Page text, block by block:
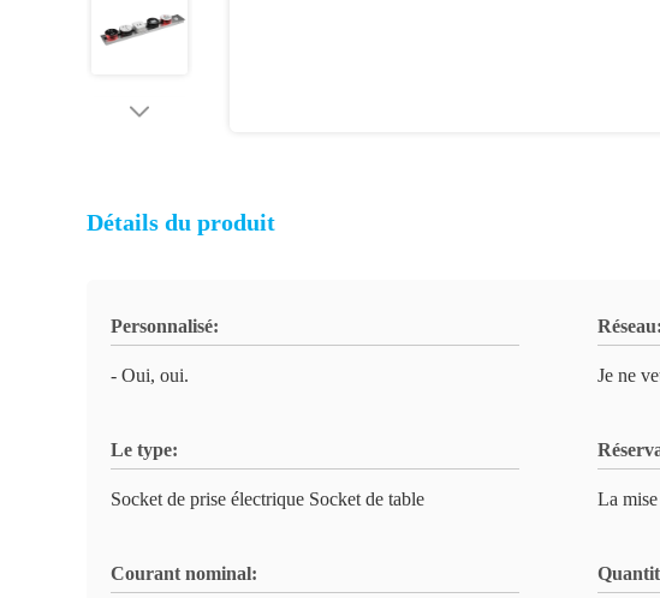
Détails du produit
Personnalisé:
- Oui, oui.
Réseau:
Je ne
Le type:
Socket de prise électrique Socket de table La mise
Courant nominal: